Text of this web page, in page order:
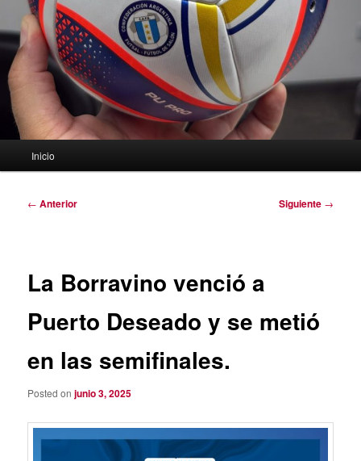
Inicio
Navegación
← Anterior Siguiente →
La Borravino venció a
Puerto Deseado y se metió
en las semifinales.
Posted onjunio 3, 2025